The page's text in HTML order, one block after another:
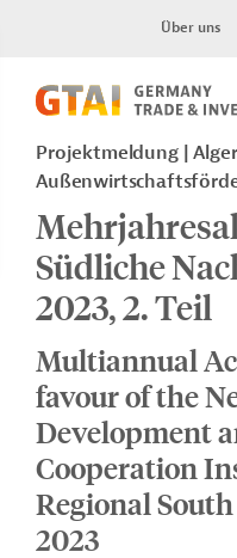
Über uns
Projektmeldung
Südliche
2023, 2. Teil
Multiannual
favour of the
Development
Cooperation
Regional
2023